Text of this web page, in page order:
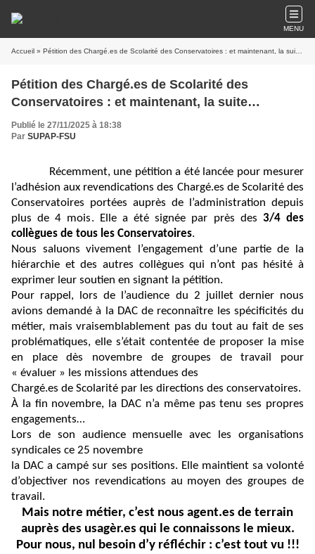
MENU
Accueil » Pétition des Chargé.es de Scolarité des Conservatoires : et maintenant, la suite…
Pétition des Chargé.es de Scolarité des
Conservatoires : et maintenant, la suite…
Publié le 27/11/2025 à 18:38
Par SUPAP-FSU
Récemment, une pétition a été lancée pour mesurer
l’adhésion aux revendications des Chargé.es de Scolarité des
Conservatoires portées auprès de l’administration depuis
plus de 4 mois. Elle a été signée par près des 3/4 des
collègues de tous les Conservatoires.
Nous saluons vivement l’engagement d’une partie de la
hiérarchie et des autres collègues qui n’ont pas hésité à
exprimer leur soutien en signant la pétition.
Pour rappel, lors de l’audience du 2 juillet dernier nous
avions demandé à la DAC de reconnaître les spécificités du
métier, mais vraisemblablement pas du tout au fait de ses
problématiques, elle s’était contentée de proposer la mise
en place dès novembre de groupes de travail pour
« évaluer » les missions attendues des
Chargé.es de Scolarité par les directions des conservatoires.
À la fin novembre, la DAC n’a même pas tenu ses propres
engagements…
Lors de son audience mensuelle avec les organisations
syndicales ce 25 novembre
la DAC a campé sur ses positions. Elle maintient sa volonté
d’objectiver nos revendications au moyen des groupes de
travail.
Mais notre métier, c’est nous agent.es de terrain
auprès des usagèr.es qui le connaissons le mieux.
Pour nous, nul besoin d’y réfléchir : c’est tout vu !!!